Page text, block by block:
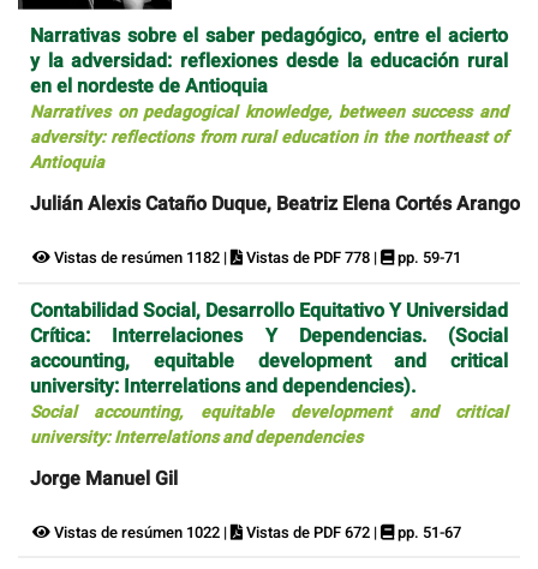
Narrativas sobre el saber pedagógico, entre el acierto
y la adversidad: reflexiones desde la educación rural
en el nordeste de Antioquia
Narratives on pedagogical knowledge, between success and
adversity: reflections from rural education in the northeast of
Antioquia
Julián Alexis Cataño Duque, Beatriz Elena Cortés Arango
Vistas de resúmen 1182 | Vistas de PDF 778 | pp. 59-71
Contabilidad Social, Desarrollo Equitativo Y Universidad
Crítica: Interrelaciones Y Dependencias. (Social
accounting, equitable development and critical
university: Interrelations and dependencies).
Social accounting, equitable development and critical
university: Interrelations and dependencies
Jorge Manuel Gil
Vistas de resúmen 1022 | Vistas de PDF 672 | pp. 51-67